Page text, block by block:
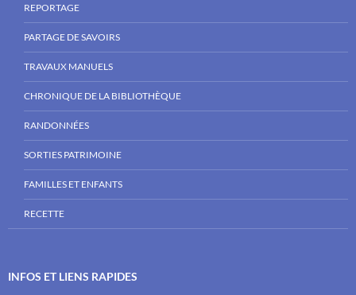
REPORTAGE
PARTAGE DE SAVOIRS
TRAVAUX MANUELS
CHRONIQUE DE LA BIBLIOTHÈQUE
RANDONNÉES
SORTIES PATRIMOINE
FAMILLES ET ENFANTS
RECETTE
INFOS ET LIENS RAPIDES